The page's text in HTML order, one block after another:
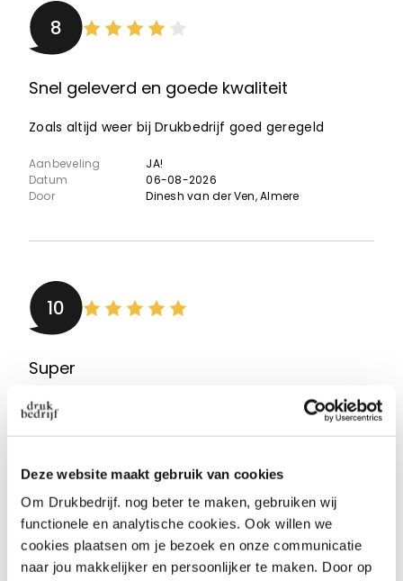
Deze website maakt gebruik van cookies
Om Drukbedrijf. nog beter te maken, gebruiken wij
functionele en analytische cookies. Ook willen we
cookies plaatsen om je bezoek en onze communicatie
naar jou makkelijker en persoonlijker te maken. Door op
8
Snel geleverd en goede kwaliteit
Zoals altijd weer bij Drukbedrijf goed geregeld
Aanbeveling
JA!
Datum
06-08-2026
Door
Dinesh van der Ven, Almere
10
Super
Makkelijk te configureren en mooi resultaat
Door
Huib Meuwissen, Abcoude